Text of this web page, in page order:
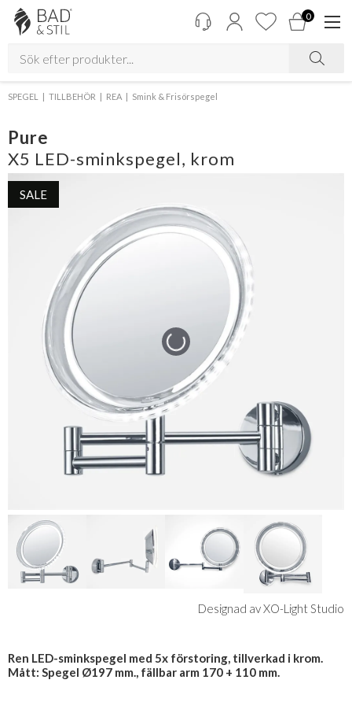
0
SPEGEL TILLBEHÖR REA Smink & Frisörspegel
Pure
X5 LED-sminkspegel, krom
SALE
Designad av XO-Light Studio
Ren LED-sminkspegel med 5x förstoring, tillverkad i krom.
Mått: Spegel Ø197 mm., fällbar arm 170 + 110 mm.